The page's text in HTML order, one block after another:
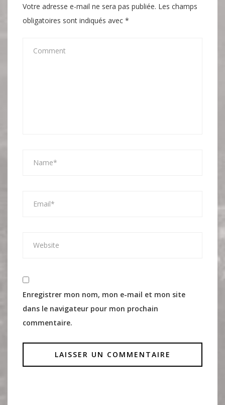
Votre adresse e-mail ne sera pas publiée. Les champs
obligatoires sont indiqués avec *
Enregistrer mon nom, mon e-mail et mon site
dans le navigateur pour mon prochain
commentaire.